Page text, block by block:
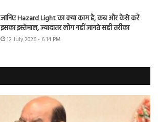
जानिए Hazard Light का क्या काम है, कब और कैसे करें
इसका इस्तेमाल, ज्यादातर लोग नहीं जानते सही तरीका
12 July 2026 - 6:14 PM